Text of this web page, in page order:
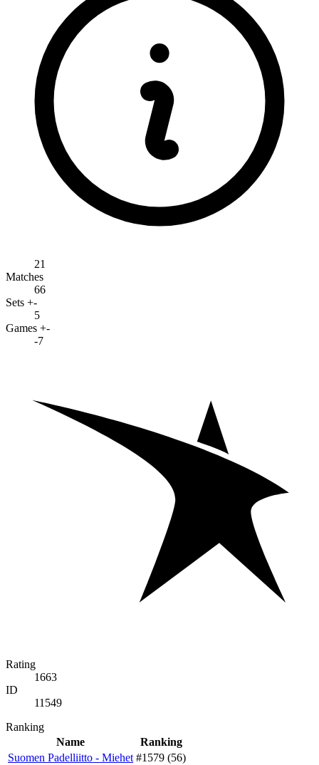
21
Matches
66
Sets +-
5
Games +-
-7
Rating
1663
ID
11549
Ranking
Name
Ranking
Suomen Padelliitto - Miehet #1579 (56)